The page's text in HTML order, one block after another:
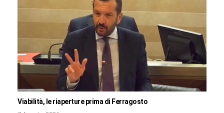
Viabilità, le riaperture prima di Ferragosto